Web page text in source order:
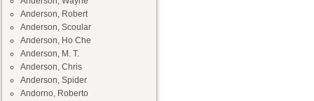
Anderson, Robert
Anderson, Scoular
Anderson, Ho Che
Anderson, M. T.
Anderson, Chris
Anderson, Spider
Andorno, Roberto